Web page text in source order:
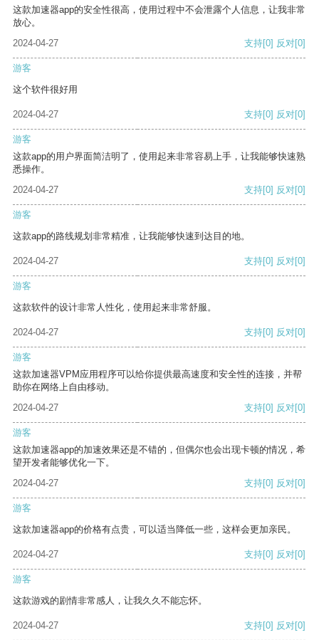
这款加速器app的安全性很高，使用过程中不会泄露个人信息，让我非常
放心。
2024-04-27
支持[0] 反对[0]
游客
这个软件很好用
2024-04-27 支持[0] 反对[0]
游客
这款app的用户界面简洁明了，使用起来非常容易上手，让我能够快速熟
悉操作。
2024-04-27
支持[0] 反对[0]
游客
这款app的路线规划非常精准，让我能够快速到达目的地。
2024-04-27 支持[0] 反对[0]
游客
这款软件的设计非常人性化，使用起来非常舒服。
2024-04-27 支持[0] 反对[0]
游客
这款加速器VPM应用程序可以给你提供最高速度和安全性的连接，并帮
助你在网络上自由移动。
2024-04-27
支持[0] 反对[0]
游客
这款加速器app的加速效果还是不错的，但偶尔也会出现卡顿的情况，希
望开发者能够优化一下。
2024-04-27
支持[0] 反对[0]
游客
这款加速器app的价格有点贵，可以适当降低一些，这样会更加亲民。
2024-04-27 支持[0] 反对[0]
游客
这款游戏的剧情非常感人，让我久久不能忘怀。
2024-04-27 支持[0] 反对[0]